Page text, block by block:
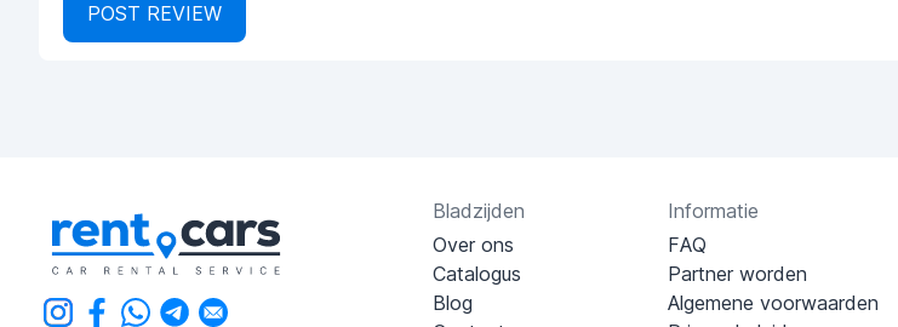
POST REVIEW
Bladzijden
Over ons
Catalogus
Blog
Informatie
FAQ
Partner worden
Algemene voorwaarden